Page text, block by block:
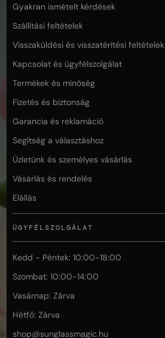
Gyakran ismételt kérdések
Szállítási feltételek
Visszaküldési és visszatérítési feltételek
Kapcsolat és ügyfélszolgálat
Termékek és minőség
Fizetés és biztonság
Garancia és reklamáció
Segítség a választáshoz
Üzletünk és személyes vásárlás
Vásárlás és rendelés
Elállás
ÜGYFÉLSZOLGÁLAT
Kedd - Péntek: 10:00-18:00
Szombat: 10:00-14:00
Vasárnap: Zárva
Hétfő: Zárva
shop@sunglassmagic.hu